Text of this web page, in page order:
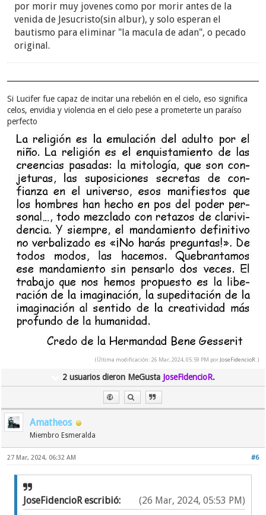
por morir muy jovenes como por morir antes de la
venida de Jesucristo(sin albur), y solo esperan el
bautismo para eliminar "la macula de adan", o pecado
original.
Si Lucifer fue capaz de incitar una rebelión en el cielo, eso significa
celos, envidia y violencia en el cielo pese a prometerte un paraíso
perfecto
(Última modificación: 26 Mar, 2024, 05:59 PM por JoseFidencioR.)
2 usuarios dieron MeGusta JoseFidencioR.
Amatheos
Miembro Esmeralda
#6
27 Mar, 2024, 06:32 AM
(26 Mar, 2024, 05:53 PM)
JoseFidencioR escribió: